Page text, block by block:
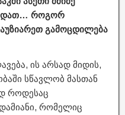
როგორ
გამოცდილება
ის არსად მიდის,
სწავლობ მასთან
როდესაც
რომელიც